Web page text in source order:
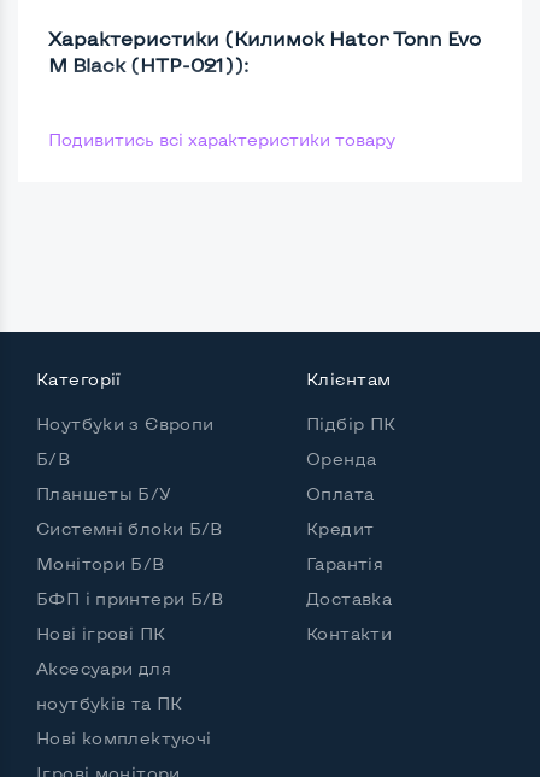
Характеристики (Килимок Hator Tonn Evo
M Black (HTP-021)):
Подивитись всі характеристики товару
Категорії
Ноутбуки з Європи
Б/В
Планшеты Б/У
Системні блоки Б/В
Монітори Б/В
БФП і принтери Б/В
Нові ігрові ПК
Аксесуари для
ноутбуків та ПК
Нові комплектуючі
Ігрові монітори
Клієнтам
Підбір ПК
Оренда
Оплата
Кредит
Гарантія
Доставка
Контакти